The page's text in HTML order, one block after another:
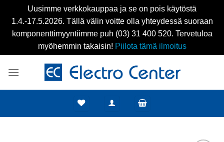
Uusimme verkkokauppaa ja se on pois käytöstä
1.4.-17.5.2026. Tällä välin voitte olla yhteydessä suoraan
komponenttimyyntiimme puh (03) 31 400 520. Tervetuloa
myöhemmin takaisin! Piilota tämä ilmoitus